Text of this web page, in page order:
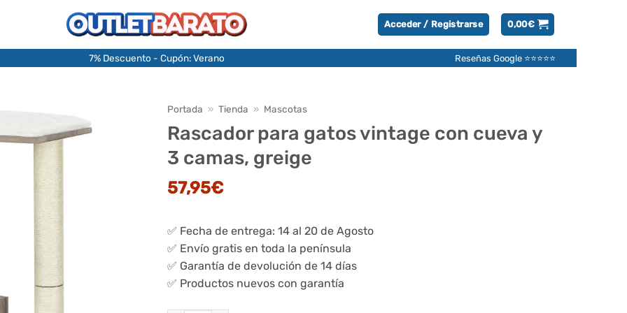
Acceder / Registrarse 0,00€
7% Descuento - Cupón: Verano Reseñas Google ⭐⭐⭐⭐⭐
Portada » Tienda » Mascotas
Rascador para gatos vintage con cueva y
3 camas, greige
57,95€
✅ Fecha de entrega: 14 al 20 de Agosto
✅ Envío gratis en toda la península
✅ Garantía de devolución de 14 días
✅ Productos nuevos con garantía